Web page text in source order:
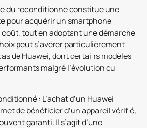
du reconditionné constitue une
pour acquérir un smartphone
coût, tout en adoptant une démarche
peut s’avérer particulièrement
de Huawei, dont certains modèles
malgré l’évolution du
: L’achat d’un Huawei
de bénéficier d’un appareil vérifié,
garanti. Il s’agit d’une